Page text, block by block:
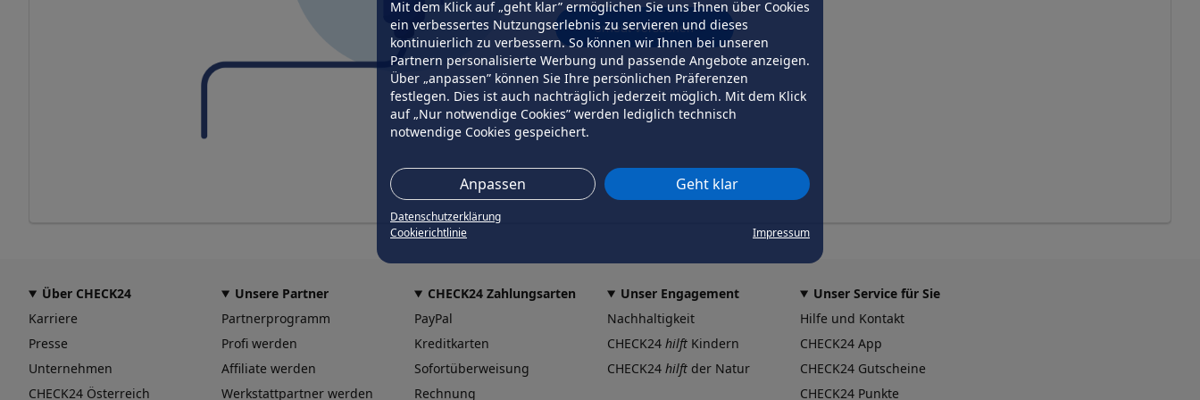
Mit dem Klick auf „geht klar” ermöglichen Sie uns Ihnen über Cookies
ein verbessertes Nutzungserlebnis zu servieren und dieses
kontinuierlich zu verbessern. So können wir Ihnen bei unseren
Partnern personalisierte Werbung und passende Angebote anzeigen.
Über „anpassen” können Sie Ihre persönlichen Präferenzen
festlegen. Dies ist auch nachträglich jederzeit möglich. Mit dem Klick
auf „Nur notwendige Cookies” werden lediglich technisch
notwendige Cookies gespeichert.
Anpassen Geht klar
Datenschutzerklärung
Cookierichtlinie
Impressum
erneut versuchen
Über CHECK24
Karriere
Presse
Unternehmen
CHECK24 Österreich
Unsere Partner
Partnerprogramm
Profi werden
Affiliate werden
Werkstattpartner werden
CHECK24 Zahlungsarten
PayPal
Kreditkarten
Sofortüberweisung
Rechnung
Unser Engagement
Nachhaltigkeit
CHECK24 hilft Kindern
CHECK24 hilft der Natur
Unser Service für Sie
Hilfe und Kontakt
CHECK24 App
CHECK24 Gutscheine
CHECK24 Punkte